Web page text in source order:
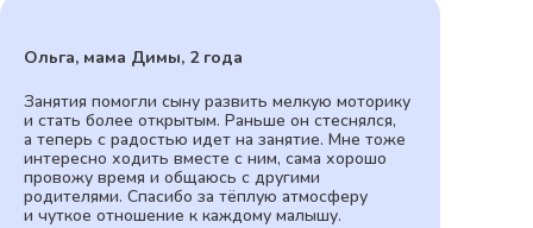
Ольга, мама Димы, 2 года
Занятия помогли сыну развить мелкую моторику
и стать более открытым. Раньше он стеснялся,
а теперь с радостью идет на занятие. Мне тоже
интересно ходить вместе с ним, сама хорошо
провожу время и общаюсь с другими
родителями. Спасибо за тёплую атмосферу
и чуткое отношение к каждому малышу.